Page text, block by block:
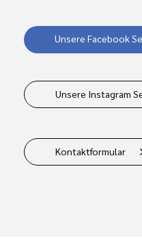
Unsere Facebook
Unsere Instagram
Kontaktformular